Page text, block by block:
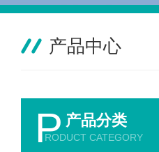
产品中心
P 产品分类
RODUCT CATEGORY